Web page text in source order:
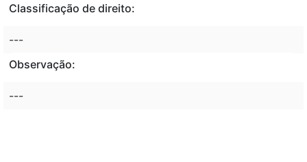
Classificação de direito:
---
Observação:
---